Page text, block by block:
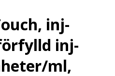
inj-
inj-
ml,